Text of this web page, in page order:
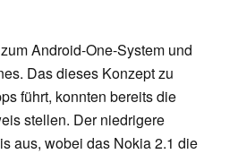
Android-One-System und
Das dieses Konzept zu
führt, konnten bereits die
stellen. Der niedrigere
aus, wobei das Nokia 2.1 die